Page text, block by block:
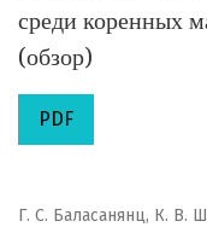
среди коренных
(обзор)
PDF
Г. С. Баласанянц, К. В.